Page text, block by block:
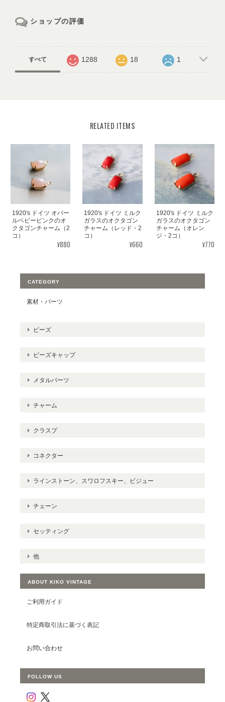
ショップの評価
すべて 1288 18 1
RELATED ITEMS
1920's ドイツ オパー
ルベビーピンクのオ
クタゴンチャーム（2
コ）
¥880
1920's ドイツ ミルク
ガラスのオクタゴン
チャーム（レッド・2
コ）
¥660
1920's ドイツ ミルク
ガラスのオクタゴン
チャーム（オレン
ジ・2コ）
¥770
CATEGORY
素材・パーツ
ビーズ
ビーズキャップ
メタルパーツ
チャーム
クラスプ
コネクター
ラインストーン、スワロフスキー、ビジュー
チェーン
セッティング
他
ABOUT KIKO VINTAGE
ご利用ガイド
特定商取引法に基づく表記
お問い合わせ
FOLLOW US